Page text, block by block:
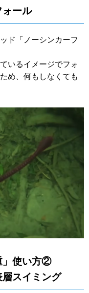
ォール
ド「ノーシンカーフ
いるイメージでフォ
め、何もしなくても
」使い方②
スイミング